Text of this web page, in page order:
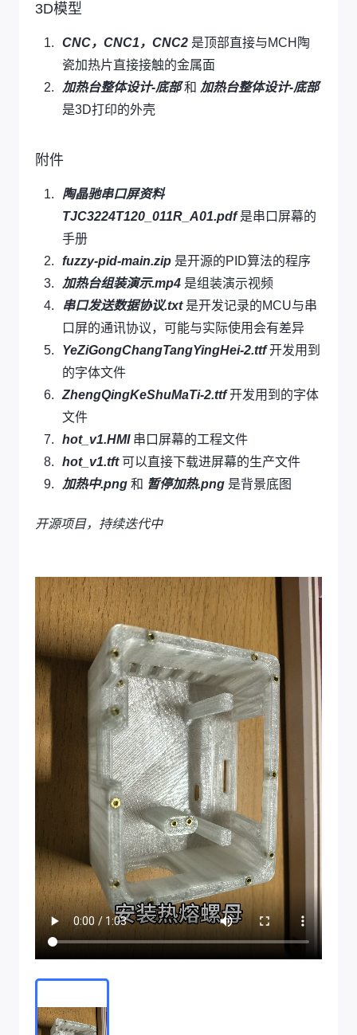
3D模型
CNC，CNC1，CNC2 是顶部直接与MCH陶
瓷加热片直接接触的金属面
加热台整体设计-底部和 加热台整体设计-底部
是3D打印的外壳
附件
陶晶驰串口屏资料
TJC3224T120_011R_A01.pdf是串口屏幕的
手册
fuzzy-pid-main.zip 是开源的PID算法的程序
加热台组装演示.mp4 是组装演示视频
串口发送数据协议.txt是开发记录的MCU与串
口屏的通讯协议，可能与实际使用会有差异
YeZiGongChangTangYingHei-2.ttf开发用到
的字体文件
ZhengQingKeShuMaTi-2.ttf开发用到的字体
文件
hot_v1.HMI串口屏幕的工程文件
hot_v1.tft可以直接下载进屏幕的生产文件
加热中.png 和 暂停加热.png 是背景底图
开源项目，持续迭代中